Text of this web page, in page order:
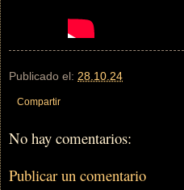
Publicado el: 28.10.24
Compartir
No hay comentarios:
Publicar un comentario